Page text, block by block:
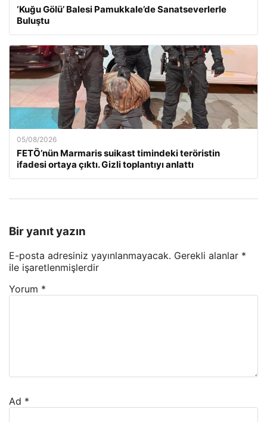
‘Kuğu Gölü’ Balesi Pamukkale’de Sanatseverlerle
Buluştu
05/08/2026
FETÖ’nün Marmaris suikast timindeki teröristin
ifadesi ortaya çıktı. Gizli toplantıyı anlattı
Bir yanıt yazın
E-posta adresiniz yayınlanmayacak. Gerekli alanlar *
ile işaretlenmişlerdir
Yorum *
Ad *